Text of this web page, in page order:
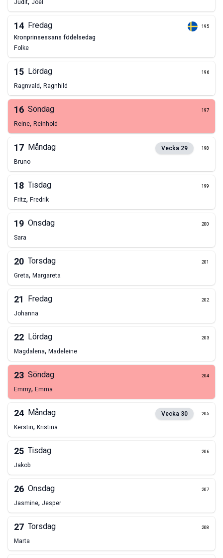
Judit Joel
14 Fredag 195
kronprinsessans födelsedag
Folke
15 Lördag 196
Ragnvald, Ragnhild
16 Söndag 197
Reine, Reinhold
17 Måndag Vecka 29 198
Bruno
18 Tisdag 199
Fritz, Fredrik
19 Onsdag 200
Sara
20 Torsdag 201
Greta, Margareta
21 Fredag 202
Johanna
22 Lördag 203
Magdalena, Madeleine
23 Söndag 204
Emmy, Emma
24 Måndag Vecka 30 205
Kerstin, Kristina
25 Tisdag 206
Jakob
26 Onsdag 207
Jasmine, Jesper
27 Torsdag 208
Marta